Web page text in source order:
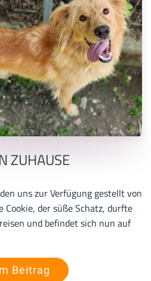
ZUHAUSE
uns zur Verfügung gestellt von
Cookie, der süße Schatz, durfte
und befindet sich nun auf
Beitrag